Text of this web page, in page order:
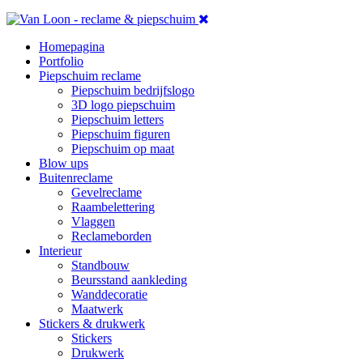
Homepagina
Portfolio
Piepschuim reclame
Piepschuim bedrijfslogo
3D logo piepschuim
Piepschuim letters
Piepschuim figuren
Piepschuim op maat
Blow ups
Buitenreclame
Gevelreclame
Raambelettering
Vlaggen
Reclameborden
Interieur
Standbouw
Beursstand aankleding
Wanddecoratie
Maatwerk
Stickers & drukwerk
Stickers
Drukwerk